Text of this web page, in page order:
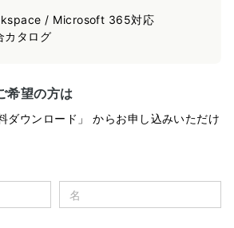
/ Microsoft 365対応
カタログ
希望の方は
ダウンロード」 からお申し込みいただけ